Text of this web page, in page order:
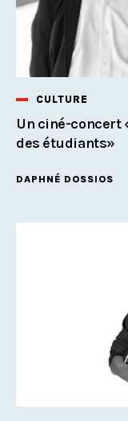
CULTURE
Un ciné-concert
des étudiants»
DAPHNÉ DOSSIOS